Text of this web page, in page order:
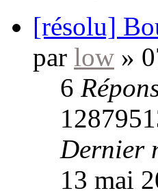
[résolu]
par low »
6
Dernier
13 mai